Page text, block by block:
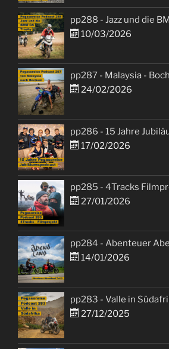
pp288 - Jazz und die
10/03/2026
pp287 - Malaysia -
24/02/2026
pp286 - 15 Jahre
17/02/2026
pp285 - 4Tracks
27/01/2026
pp284 - Abenteuer
14/01/2026
pp283 - Valle in
27/12/2025